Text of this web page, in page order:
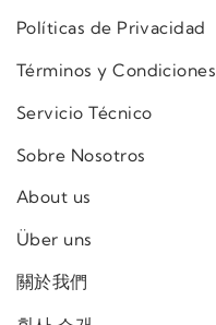
Políticas de Privacidad
Términos y Condiciones
Servicio Técnico
Sobre Nosotros
About us
Über uns
關於我們